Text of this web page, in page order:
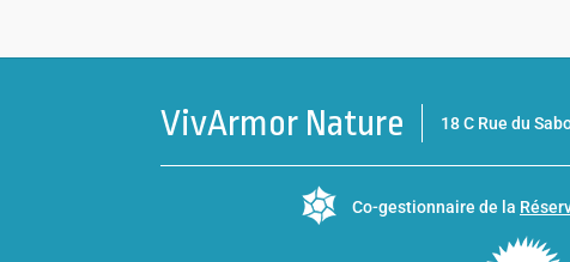
VivArmor Nature 18 C Rue du
Co-gestionnaire de la